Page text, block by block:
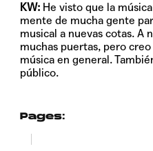
KW: He visto que la
mente de mucha gente
musical a nuevas cotas. A
muchas puertas, pero
música en general.
público.
Pages:
1